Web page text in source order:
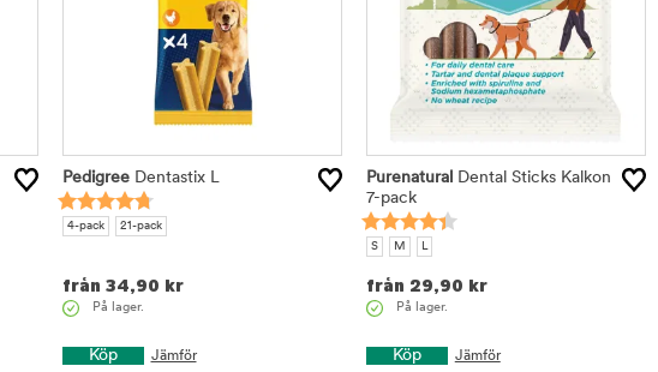
PedigreeDentastix L
4-pack 21-pack
från 34,90 kr
På lager.
Köp Jämför
Purenatural Dental Sticks Kalkon
7-pack
S M L
från 29,90 kr
På lager.
Köp Jämför